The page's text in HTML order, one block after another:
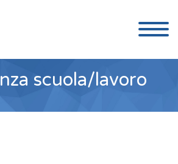
scuola/lavoro